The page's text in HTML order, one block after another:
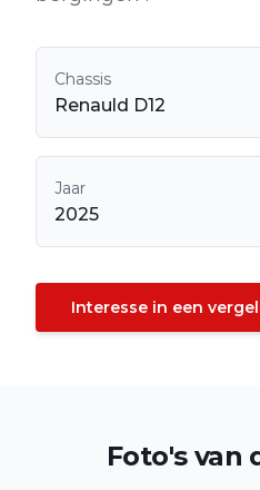
Chassis
Renauld D12
Jaar
2025
Interesse in een
Foto's van